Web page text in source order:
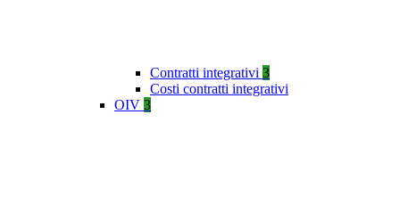
Contratti integrativi 3
Costi contratti integrativi
OIV 3